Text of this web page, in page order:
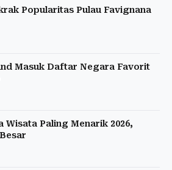
Popularitas Pulau Favignana
Masuk Daftar Negara Favorit
Paling Menarik 2026,